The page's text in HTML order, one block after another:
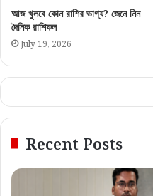
আজ খুলবে কোন রাশির ভাগ্য? জেনে নিন
দৈনিক রাশিফল
July 19, 2026
Recent Posts